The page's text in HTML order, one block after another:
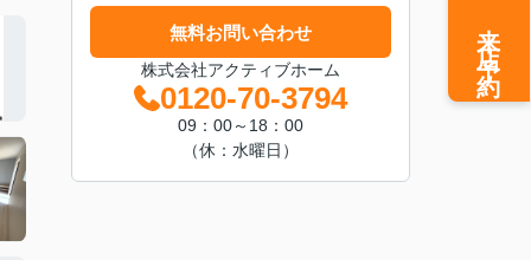
無料お問い合わせ
株式会社アクティブホーム
0120-70-3794
09：00～18：00
（休：水曜日）
来店予約